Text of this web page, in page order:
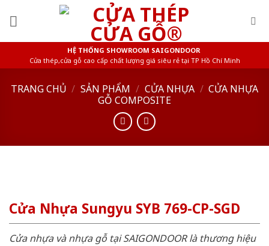
HỆ THỐNG SHOWROOM SAIGONDOOR
Cửa thép,cửa gỗ cao cấp chất lượng giá siêu rẻ tại TP Hồ Chí Minh
TRANG CHỦ / SẢN PHẨM / CỬA NHỰA / CỬA NHỰA
GỖ COMPOSITE
Cửa Nhựa Sungyu SYB 769-CP-SGD
Cửa nhựa và nhựa gỗ tại SAIGONDOOR là thương hiệu